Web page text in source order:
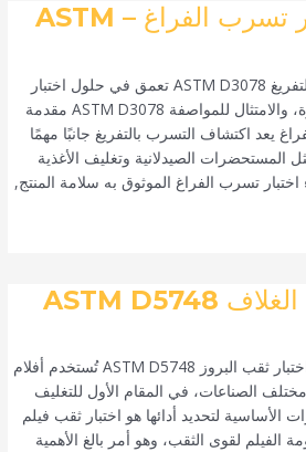
إتقان إجراء اختبار تسرب الفراغ – ASTM
إتقان إجراء اختبار التسرب بالتفريغ ASTM D3078 تعمق في حلول اختبار
تسرب الفراغ، ومبادئ الأجهزة، والامتثال للمواصفة ASTM D3078 مقدمة
يعد اكتشاف التسرب بالتفريغ جانبًا مهمًا
الصيدلانية وتغليف الأغذية
تسرب الفراغ الموثوق به سلامة المنتج,
اختبار ثقب غلاف الغلاف ASTM D5748
اختبار ثقب فيلم اللفاف——اختبار ثقب البروز ASTM D5748 تُستخدم أفلام
الصناعات، في المقام الأول للتغليف
الأساسية لتحديد أدائها هو اختبار ثقب فيلم
الفيلم لقوى الثقب، وهو أمر بالغ الأهمية